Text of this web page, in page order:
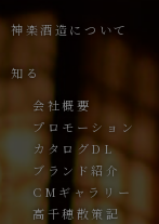
神楽酒造について
知る
会社概要
プロモーション
カタログDL
ブランド紹介
CMギャラリー
高千穂散策記